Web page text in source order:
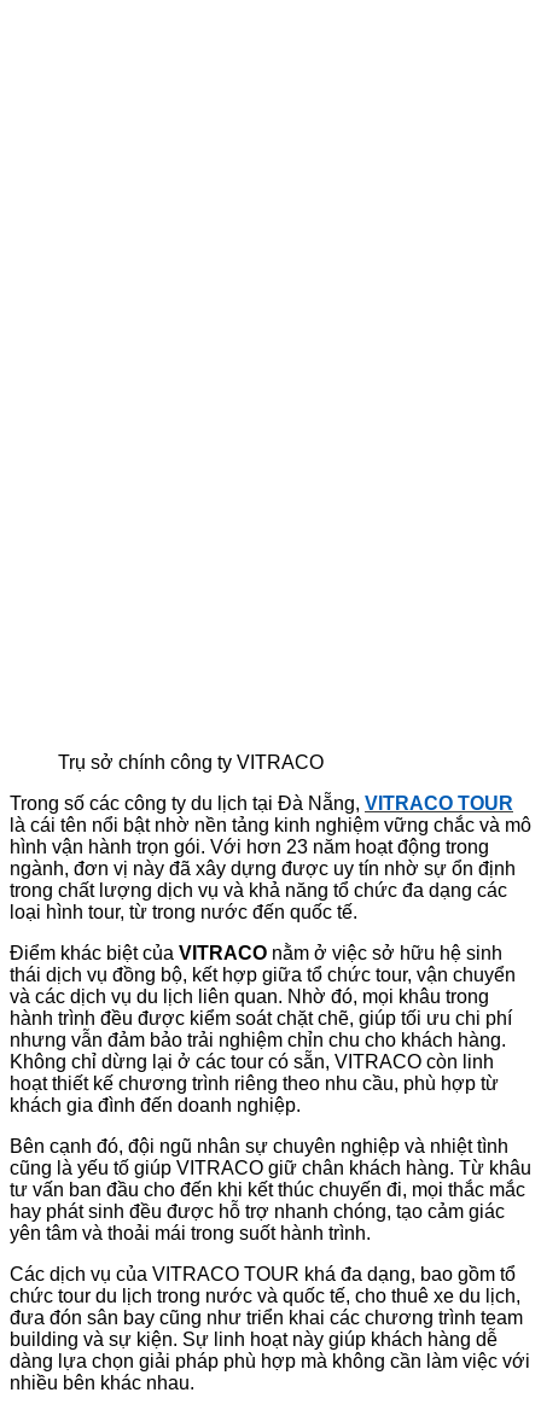
Trụ sở chính công ty VITRACO
Trong số các công ty du lịch tại Đà Nẵng, VITRACO TOUR
là cái tên nổi bật nhờ nền tảng kinh nghiệm vững chắc và mô
hình vận hành trọn gói. Với hơn 23 năm hoạt động trong
ngành, đơn vị này đã xây dựng được uy tín nhờ sự ổn định
trong chất lượng dịch vụ và khả năng tổ chức đa dạng các
loại hình tour, từ trong nước đến quốc tế.
Điểm khác biệt của VITRACO nằm ở việc sở hữu hệ sinh
thái dịch vụ đồng bộ, kết hợp giữa tổ chức tour, vận chuyển
và các dịch vụ du lịch liên quan. Nhờ đó, mọi khâu trong
hành trình đều được kiểm soát chặt chẽ, giúp tối ưu chi phí
nhưng vẫn đảm bảo trải nghiệm chỉn chu cho khách hàng.
Không chỉ dừng lại ở các tour có sẵn, VITRACO còn linh
hoạt thiết kế chương trình riêng theo nhu cầu, phù hợp từ
khách gia đình đến doanh nghiệp.
Bên cạnh đó, đội ngũ nhân sự chuyên nghiệp và nhiệt tình
cũng là yếu tố giúp VITRACO giữ chân khách hàng. Từ khâu
tư vấn ban đầu cho đến khi kết thúc chuyến đi, mọi thắc mắc
hay phát sinh đều được hỗ trợ nhanh chóng, tạo cảm giác
yên tâm và thoải mái trong suốt hành trình.
Các dịch vụ của VITRACO TOUR khá đa dạng, bao gồm tổ
chức tour du lịch trong nước và quốc tế, cho thuê xe du lịch,
đưa đón sân bay cũng như triển khai các chương trình team
building và sự kiện. Sự linh hoạt này giúp khách hàng dễ
dàng lựa chọn giải pháp phù hợp mà không cần làm việc với
nhiều bên khác nhau.